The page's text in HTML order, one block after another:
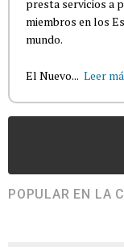
presta servicios a
miembros en los
mundo.
El Nuevo... Leer
POPULAR EN LA